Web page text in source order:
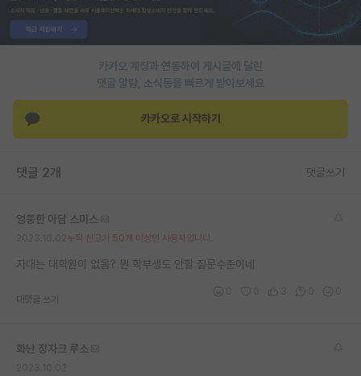
카카오 계정과 연동하여 게시글에 달린
댓글 알람, 소식등을 빠르게 받아보세요
카카오로 시작하기
댓글 2개 댓글쓰기
엉뚱한 아담 스미스
누적 신고가 50개 이상인 사용자입니다.
자대는 대학원이 없음? 뭔 학부생도 안할 질문수준이네
대댓글 쓰기
화난 장자크 루소